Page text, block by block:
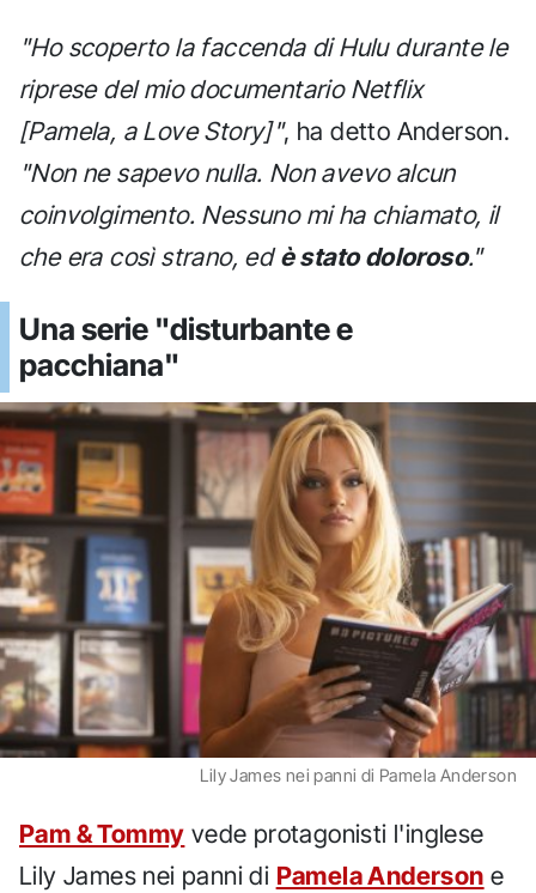
"Ho scoperto la faccenda di Hulu durante le
riprese del mio documentario Netflix
[Pamela, a Love Story]", ha detto Anderson.
"Non ne sapevo nulla. Non avevo alcun
coinvolgimento. Nessuno mi ha chiamato, il
che era così strano, edè stato doloroso."
Una serie "disturbante e
pacchiana"
Lily James nei panni di Pamela Anderson
Pam & Tommy vede protagonisti l'inglese
Lily James nei panni di Pamela Anderson e